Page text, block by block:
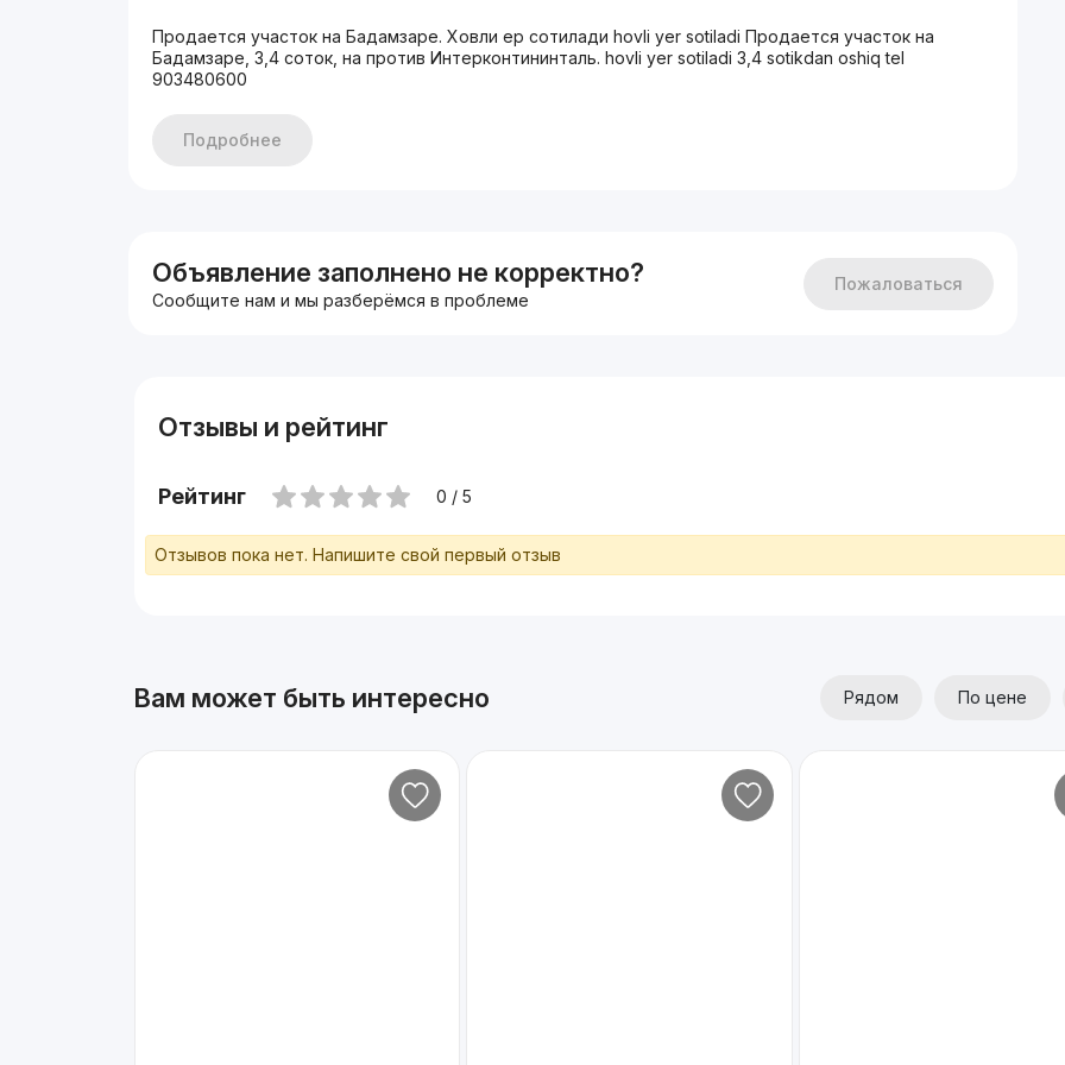
Продается участок на Бадамзаре. Ховли ер сотилади hovli yer sotiladi Продается участок на
Бадамзаре, 3,4 соток, на против Интерконтининталь. hovli yer sotiladi 3,4 sotikdan oshiq tel
903480600
Подробнее
Объявление заполнено не корректно?
Сообщите нам и мы разберёмся в проблеме
Пожаловаться
Отзывы и рейтинг
Рейтинг 0 / 5
Отзывов пока нет. Напишите свой первый отзыв
Вам может быть интересно Рядом По цене